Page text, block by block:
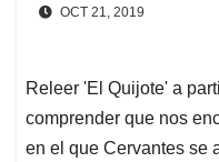
OCT 21, 2019
Releer 'El Quijote' a
comprender que nos
en el que Cervantes se